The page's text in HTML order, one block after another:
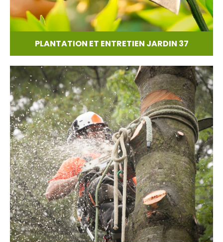
PLANTATION ET ENTRETIEN JARDIN 37